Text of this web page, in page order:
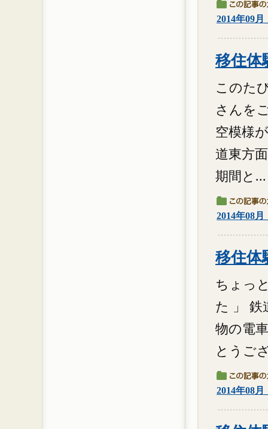
2014年09
移住体
このた
さんを
空模様
道東方
期間と...
2014年08
移住体
ちょっ
た 」 鉄
物の電
とうご
2014年08